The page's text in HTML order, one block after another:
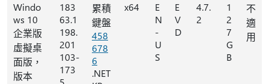
Windo
ws 10
企業版
虛擬桌
面版，
版本
183
63.1
198.
201
103-
173
累積
鍵盤
458
678
6
.NET
x64
E
N
-
U
S
E
V
D
4.7.
2
1
2
7
G
B
不
適
用